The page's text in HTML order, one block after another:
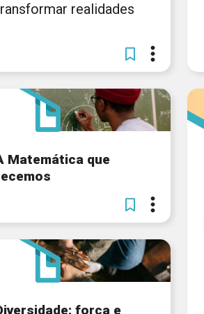
realidades
Matemática que
força e